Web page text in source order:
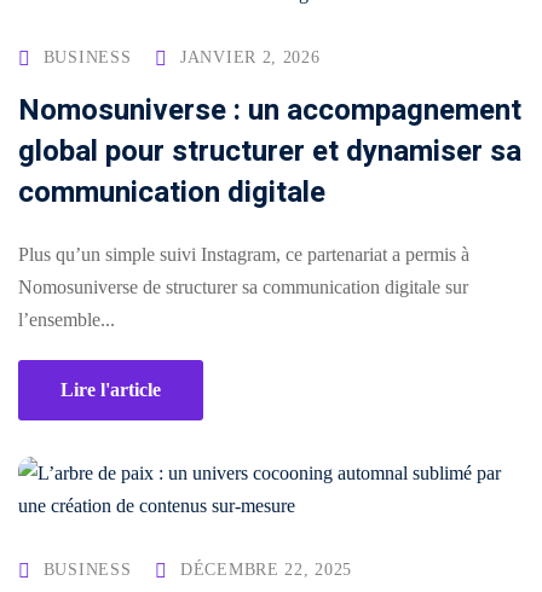
Comment
une
formation
Pédagogie
BRANDINGDIGITAL
BUSINESS JANVIER 2, 2026
Nomosuniverse : un accompagnement
global pour structurer et dynamiser sa
communication digitale
Plus qu’un simple suivi Instagram, ce partenariat a permis à
Nomosuniverse de structurer sa communication digitale sur
l’ensemble...
Lire l'article
BUSINESS DÉCEMBRE 22, 2025